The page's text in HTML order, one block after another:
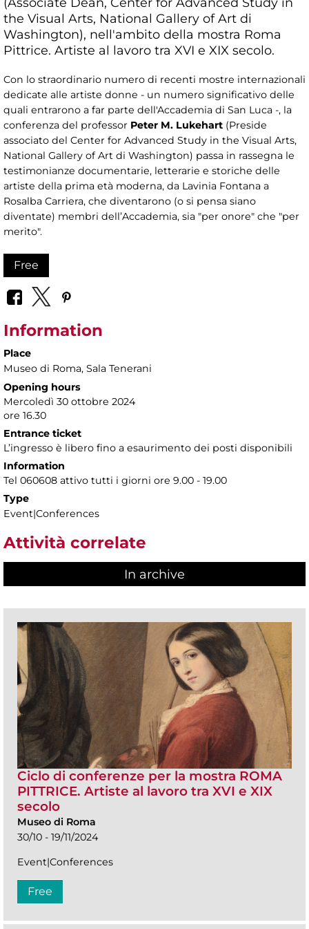
the Visual Arts, National Gallery of Art di
Washington), nell'ambito della mostra Roma
Pittrice. Artiste al lavoro tra XVI e XIX secolo.
Con lo straordinario numero di recenti mostre internazionali
dedicate alle artiste donne - un numero significativo delle
quali entrarono a far parte dell'Accademia di San Luca -, la
conferenza del professor Peter M. Lukehart (Preside
associato del Center for Advanced Study in the Visual Arts,
National Gallery of Art di Washington) passa in rassegna le
testimonianze documentarie, letterarie e storiche delle
artiste della prima età moderna, da Lavinia Fontana a
Rosalba Carriera, che diventarono (o si pensa siano
diventate) membri dell’Accademia, sia "per onore" che "per
merito".
Free
Information
Place
Museo di Roma, Sala Tenerani
Opening hours
Mercoledì 30 ottobre 2024
ore 16.30
Entrance ticket
L’ingresso è libero fino a esaurimento dei posti disponibili
Information
Tel 060608 attivo tutti i giorni ore 9.00 - 19.00
Type
Event|Conferences
Attività correlate
In archive
Ciclo di conferenze per la mostra ROMA
PITTRICE. Artiste al lavoro tra XVI e XIX
secolo
Museo di Roma
30/10 - 19/11/2024
Event|Conferences
Free